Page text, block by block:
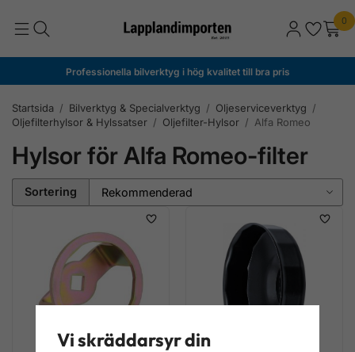
0
Professionella bilverktyg i hög kvalitet till bra pris
Startsida / Bilverktyg & Specialverktyg / Oljeserviceverktyg /
Oljefilterhylsor & Hylssatser / Oljefilter-Hylsor / Alfa Romeo
Hylsor för Alfa Romeo-filter
Sortering
Vi skräddarsyr din